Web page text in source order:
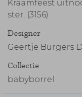
Kraamfeest
ster. (3156)
Designer
Geertje Burgers
Collectie
babyborrel